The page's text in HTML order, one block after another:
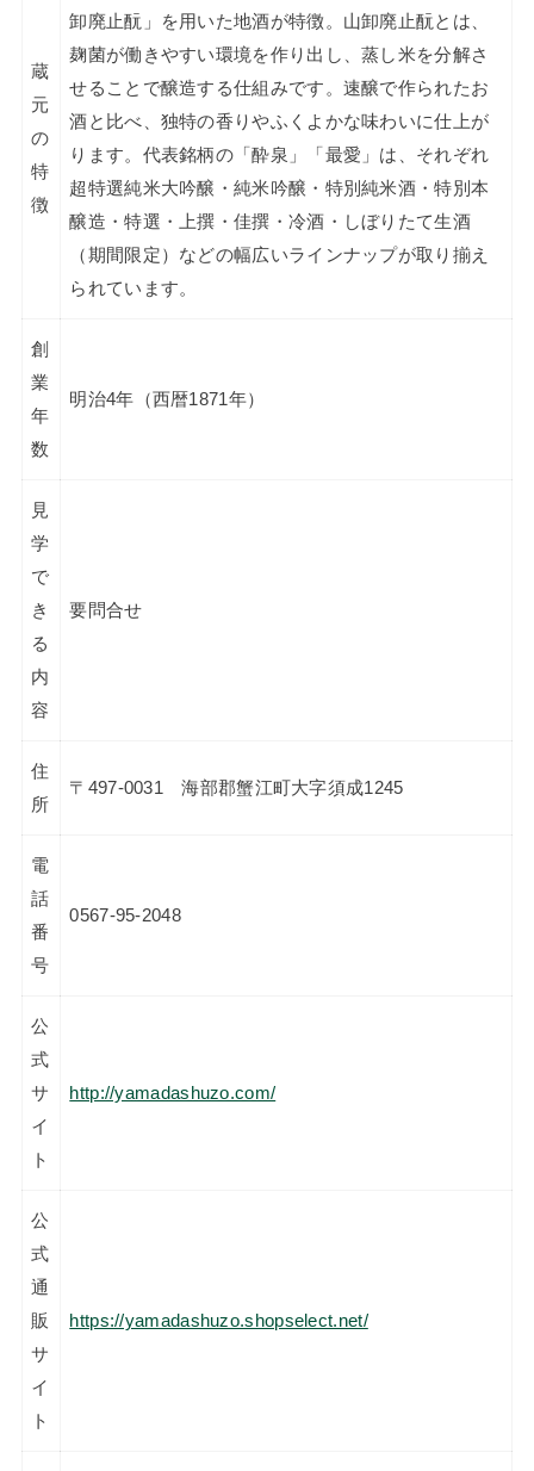
蔵
元
の
特
徴
卸廃止酛」を用いた地酒が特徴。山卸廃止酛とは、
麹菌が働きやすい環境を作り出し、蒸し米を分解さ
せることで醸造する仕組みです。速醸で作られたお
酒と比べ、独特の香りやふくよかな味わいに仕上が
ります。代表銘柄の「酔泉」「最愛」は、それぞれ
超特選純米大吟醸・純米吟醸・特別純米酒・特別本
醸造・特選・上撰・佳撰・冷酒・しぼりたて生酒
（期間限定）などの幅広いラインナップが取り揃え
られています。
創
業
年
数
明治4年（西暦1871年）
見
学
で
き
る
内
容
要問合せ
住
所
〒497-0031 海部郡蟹江町大字須成1245
電
話
番
号
0567-95-2048
公
式
サ
イ
ト
http://yamadashuzo.com/
公
式
通
販
サ
イ
ト
https://yamadashuzo.shopselect.net/